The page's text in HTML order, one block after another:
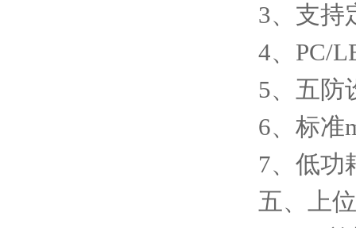
3、支持
4、PC/
5、五防
6、标准
7、低功
五、上